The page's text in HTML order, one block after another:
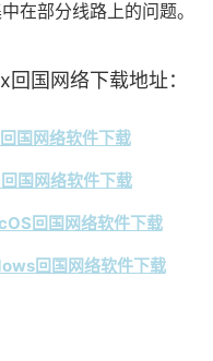
在部分线路上的问题。
国网络下载地址：
国网络软件下载
国网络软件下载
回国网络软件下载
回国网络软件下载